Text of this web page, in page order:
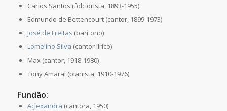
Carlos Santos (folclorista, 1893-1955)
Edmundo de Bettencourt (cantor, 1899-1973)
José de Freitas (barítono)
Lomelino Silva (cantor lírico)
Max (cantor, 1918-1980)
Tony Amaral (pianista, 1910-1976)
Fundão:
Açlexandra (cantora, 1950)